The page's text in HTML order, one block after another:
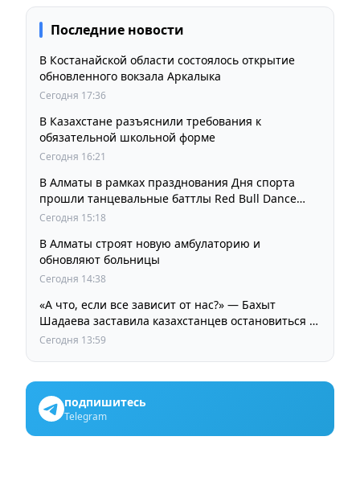
Последние новости
В Костанайской области состоялось открытие
обновленного вокзала Аркалыка
Сегодня 17:36
В Казахстане разъяснили требования к
обязательной школьной форме
Сегодня 16:21
В Алматы в рамках празднования Дня спорта
прошли танцевальные баттлы Red Bull Dance
Your Style
Сегодня 15:18
В Алматы строят новую амбулаторию и
обновляют больницы
Сегодня 14:38
«А что, если все зависит от нас?» — Бахыт
Шадаева заставила казахстанцев остановиться и
задуматься
Сегодня 13:59
подпишитесь
Telegram